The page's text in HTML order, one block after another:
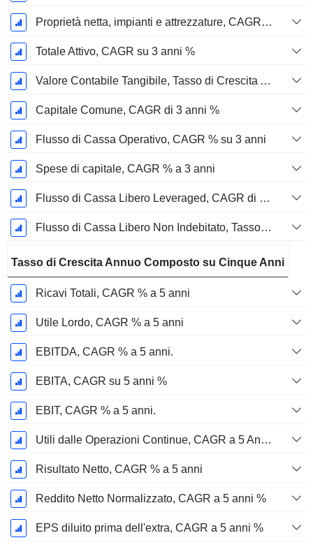
Proprietà netta, impianti e attrezzature, CAGR su 3 anni %
Totale Attivo, CAGR su 3 anni %
Valore Contabile Tangibile, Tasso di Crescita Annuo Composto su 3 anni %
Capitale Comune, CAGR di 3 anni %
Flusso di Cassa Operativo, CAGR % su 3 anni
Spese di capitale, CAGR % a 3 anni
Flusso di Cassa Libero Leveraged, CAGR di 3 Anni %
Flusso di Cassa Libero Non Indebitato, Tasso di Crescita Annuo Composto su 3 Anni %
Tasso di Crescita Annuo Composto su Cinque Anni
Ricavi Totali, CAGR % a 5 anni
Utile Lordo, CAGR % a 5 anni
EBITDA, CAGR % a 5 anni.
EBITA, CAGR su 5 anni %
EBIT, CAGR % a 5 anni.
Utili dalle Operazioni Continue, CAGR a 5 Anni %
Risultato Netto, CAGR % a 5 anni
Reddito Netto Normalizzato, CAGR a 5 anni %
EPS diluito prima dell'extra, CAGR a 5 anni %